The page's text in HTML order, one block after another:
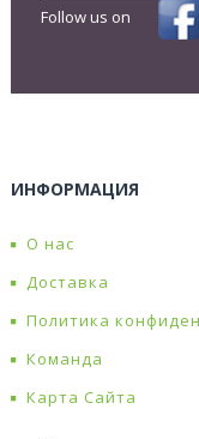
Follow us on
ИНФОРМАЦИЯ
О нас
Доставка
Политика
Команда
Карта Сайта